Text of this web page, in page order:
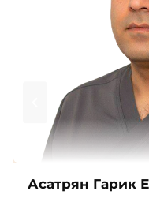
Асатрян Гарик